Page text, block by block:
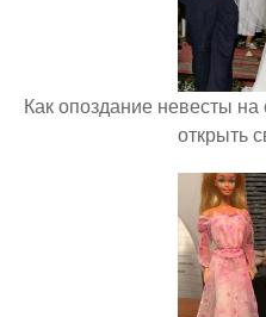
Как опоздание невесты
открыть